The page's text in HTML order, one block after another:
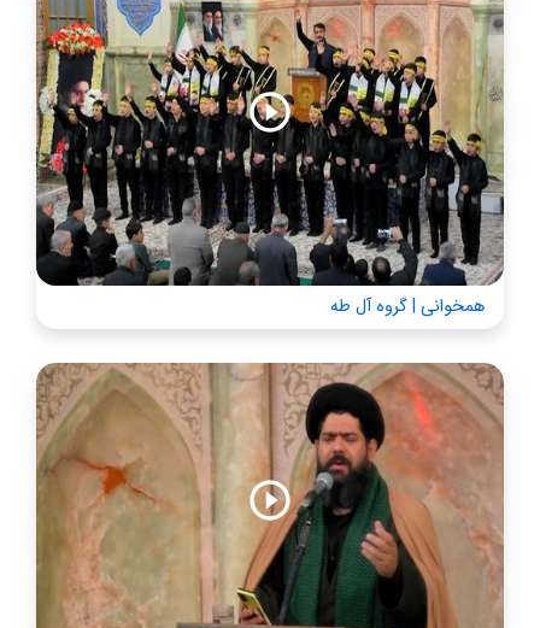
همخوانی | گروه آل طه